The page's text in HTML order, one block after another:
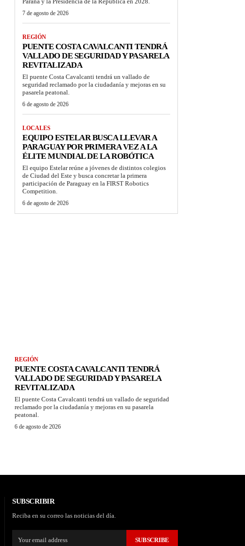
7 de agosto de 2026
REGIÓN
PUENTE COSTA CAVALCANTI TENDRÁ
VALLADO DE SEGURIDAD Y PASARELA
REVITALIZADA
El puente Costa Cavalcanti tendrá un vallado de
seguridad reclamado por la ciudadanía y mejoras en su
pasarela peatonal.
6 de agosto de 2026
LOCALES
EQUIPO ESTELAR BUSCA LLEVAR A
PARAGUAY POR PRIMERA VEZ A LA
ÉLITE MUNDIAL DE LA ROBÓTICA
El equipo Estelar reúne a jóvenes de distintos colegios
de Ciudad del Este y busca concretar la primera
participación de Paraguay en la FIRST Robotics
Competition.
6 de agosto de 2026
REGIÓN
PUENTE COSTA CAVALCANTI TENDRÁ
VALLADO DE SEGURIDAD Y PASARELA
REVITALIZADA
El puente Costa Cavalcanti tendrá un vallado de seguridad
reclamado por la ciudadanía y mejoras en su pasarela
peatonal.
6 de agosto de 2026
SUBSCRIBIR
Reciba en su correo las noticias del día.
SUBSCRIBE